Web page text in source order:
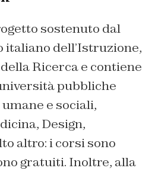
sostenuto dal
italiano dell’Istruzione,
Ricerca e contiene
pubbliche
e sociali,
Design,
altro: i corsi sono
gratuiti. Inoltre, alla